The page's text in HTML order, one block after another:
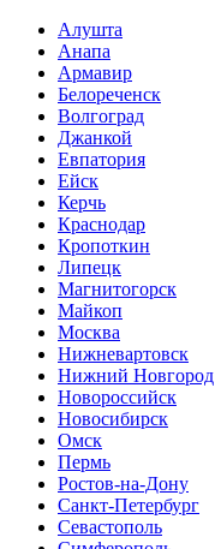
Алушта
Анапа
Армавир
Белореченск
Волгоград
Джанкой
Евпатория
Ейск
Керчь
Краснодар
Кропоткин
Липецк
Магнитогорск
Майкоп
Москва
Нижневартовск
Нижний Новгород
Новороссийск
Новосибирск
Омск
Пермь
Ростов-на-Дону
Санкт-Петербург
Севастополь